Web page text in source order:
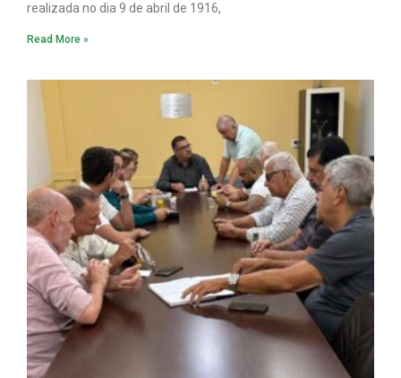
realizada no dia 9 de abril de 1916,
Read More »